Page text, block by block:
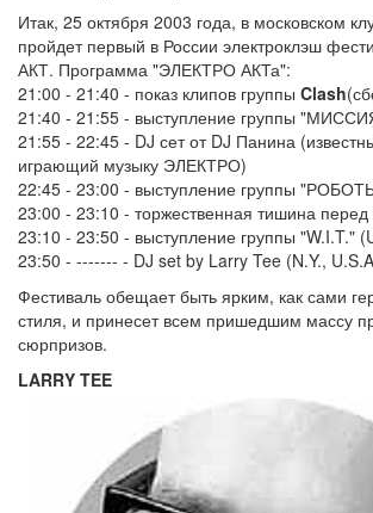
Итак, 25 октября 2003 года, в московском
пройдет первый в России электроклэш
АКТ. Программа "ЭЛЕКТРО АКТа":
21:00 - 21:40 - показ клипов группы Clash
21:40 - 21:55 - выступление группы
21:55 - 22:45 - DJ сет от DJ Панина
играющий музыку ЭЛЕКТРО)
22:45 - 23:00 - выступление группы
23:00 - 23:10 - торжественная тишина
23:10 - 23:50 - выступление группы "W.I.T."
23:50 - ------- - DJ set by Larry Tee (N.Y.,
Фестиваль обещает быть ярким, как сами
стиля, и принесет всем пришедшим массу
сюрпризов.
LARRY TEE